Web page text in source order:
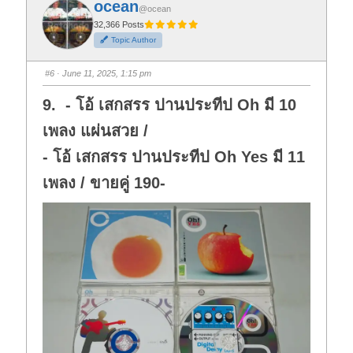
o
r
t
h
u
m
d
o
o
t
h
u
m
u
p
ocean@ocean
32,366 Posts
Topic Author
#6 · June 11, 2025, 1:15 pm
9. - โอ้ เสกสรร ปานประทีป Oh มี 10
เพลง แผ่นสวย /
- โอ้ เสกสรร ปานประทีป Oh Yes มี 11
เพลง / ขายคู่ 190-